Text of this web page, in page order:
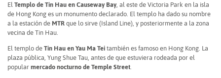
El Templo de Tin Hau en Causeway Bay , al este de Victoria Park en la isla
de Hong Kong es un monumento declarado. El templo ha dado su nombre
a la estación de MTR que lo sirve (Island Line), y posteriormente a la zona
vecina de Tin Hau.
El templo de Tin Hau en Yau Ma Tei también es famoso en Hong Kong. La
plaza pública, Yung Shue Tau, antes de que estuviera rodeada por el
popular mercado nocturno de Temple Street